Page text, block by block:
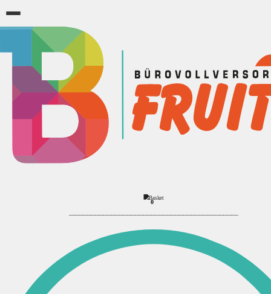
0
Bürobedarf
Kalender
Buchkalender Ersatzkalendarium Monatskalender Plakatkalender
›
Sortierung:
Anzeigen:
Marke